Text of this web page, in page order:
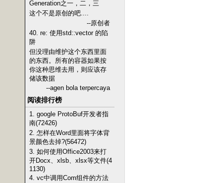
Generation之一，二，三
这个不是原创的吧....
--原创者
40. re: 使用std::vector 的陷
阱
但没理由维护这个东西里面
的东西。所有的容器如果按
你这种思维去用，则应该存
储该数据
--agen bola terpercaya
阅读排行榜
1. google ProtoBuf开发者指
南(72426)
2. 怎样在Word里面将字体背
景颜色去掉?(56472)
3. 如何使用Office2003来打
开Docx、xlsb、xlsx等文件(4
1130)
4. vc中调用Com组件的方法